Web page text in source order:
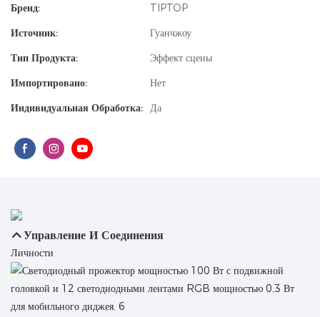
Бренд:
TIPTOP
Источник:
Гуанчжоу
Тип Продукта:
Эффект сцены
Импортировано:
Нет
Индивидуальная Обработка: Да
Управление И Соединения
Личности